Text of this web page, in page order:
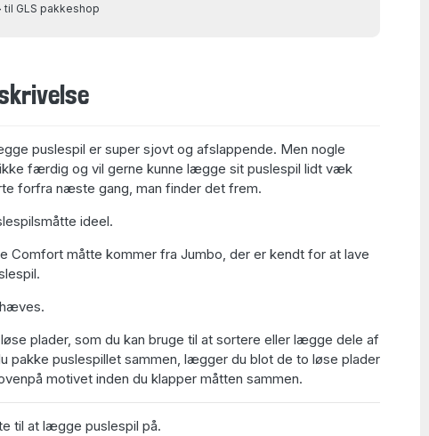
til GLS pakkeshop
puslespil er super sjovt og afslappende. Men nogle
færdig og vil gerne kunne lægge sit puslespil lidt væk
forfra næste gang, man finder det frem.
ideel.
Comfort måtte kommer fra Jumbo, der er kendt for at lave
plader, som du kan bruge til at sortere eller lægge dele af
pakke puslespillet sammen, lægger du blot de to løse plader
motivet inden du klapper måtten sammen.
til at lægge puslespil på.